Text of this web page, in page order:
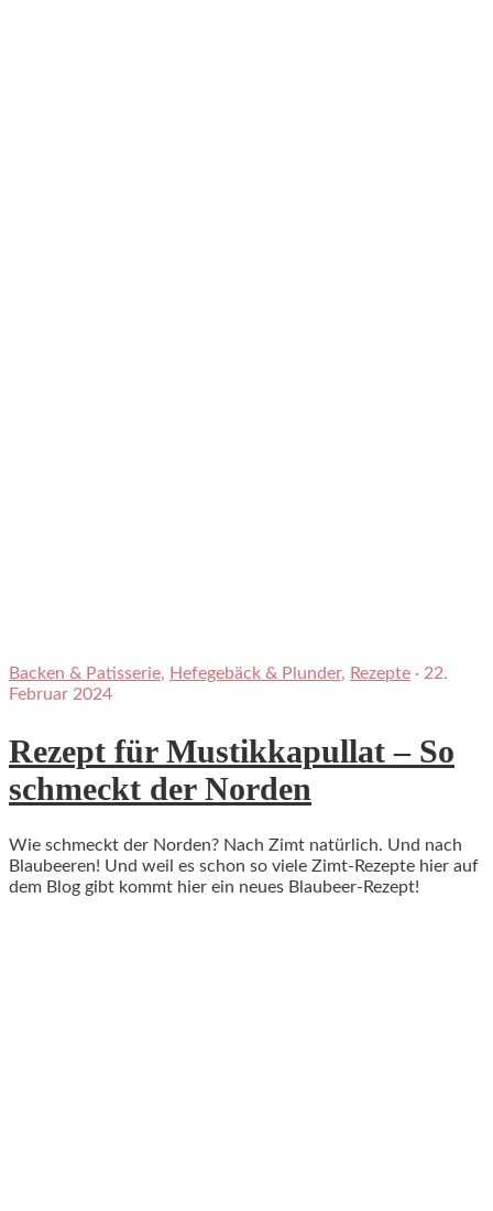
Backen & Patisserie, Hefegebäck & Plunder, Rezepte · 22.
Februar 2024
Rezept für Mustikkapullat – So
schmeckt der Norden
Wie schmeckt der Norden? Nach Zimt natürlich. Und nach
Blaubeeren! Und weil es schon so viele Zimt-Rezepte hier auf
dem Blog gibt kommt hier ein neues Blaubeer-Rezept!